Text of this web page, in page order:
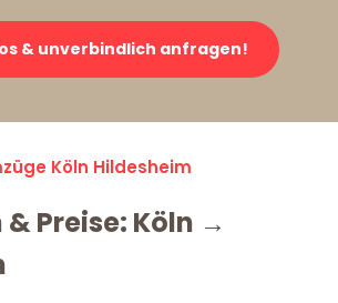
& unverbindlich anfragen!
Köln Hildesheim
Preise: Köln →